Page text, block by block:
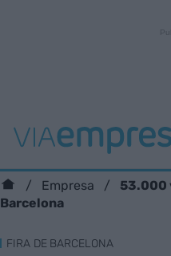
Empresa
53.000
Barcelona
FIRA DE BARCELONA